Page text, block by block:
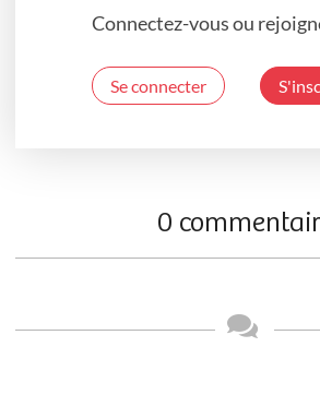
Connectez-vous ou
Se connecter
0